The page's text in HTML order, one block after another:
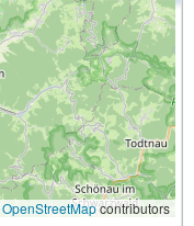
OpenStreetMapcontributors